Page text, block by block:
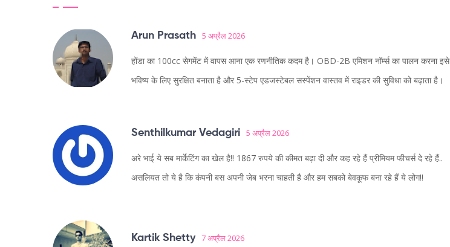
Arun Prasath 5 अप्रैल 2026
होंडा का 100cc सेगमेंट में वापस आना एक रणनीतिक कदम है। OBD-2B एमिशन नॉर्म्स का पालन करना इसे
भविष्य के लिए सुरक्षित बनाता है और 5-स्टेप एडजस्टेबल सस्पेंशन वास्तव में राइडर की सुविधा को बढ़ाता है।
Senthilkumar Vedagiri 5 अप्रैल 2026
अरे भाई ये सब मार्केटिंग का खेल है!! 1867 रुपये की कीमत बढ़ा दी और कह रहे हैं प्रीमियम फीचर्स दे रहे हैं..
असलियत तो ये है कि कंपनी बस अपनी जेब भरना चाहती है और हम सबको बेवकूफ बना रहे हैं ये लोग!!
Kartik Shetty 7 अप्रैल 2026